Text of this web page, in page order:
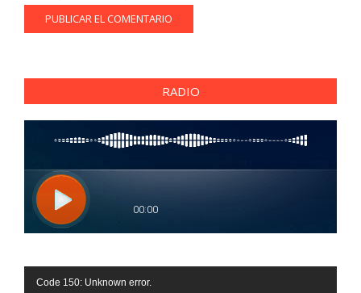
RADIO
Reproductor
Code 150: Unknown error.